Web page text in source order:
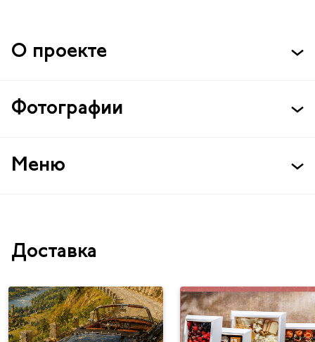
О проекте
Фотографии
Меню
Доставка